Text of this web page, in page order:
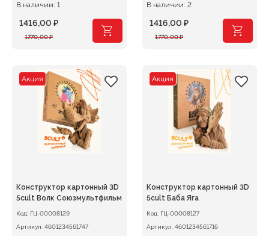
В наличии: 1
1770,00₽
Первоначальная
1770,00 ₽.
1416,00 ₽
Текущая
В наличии: 2
1770,00₽
Первоначальная
1770,00 ₽.
1416,00 ₽
Текущая
Акция
Конструктор картонный 3D
5cult Волк Союзмультфильм
Код: ГЦ-00008129
Артикул: 4601234561747
Акция
Конструктор картонный 3D
5cult Баба Яга
Код: ГЦ-00008127
Артикул: 4601234561716